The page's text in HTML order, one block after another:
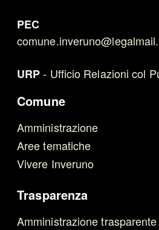
PEC
URP- Ufficio Relazioni col
Comune
Amministrazione
Aree tematiche
Vivere Inveruno
Trasparenza
Amministrazione